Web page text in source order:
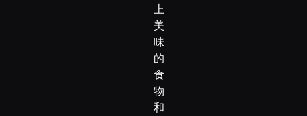
上
美
味
的
食
物
和